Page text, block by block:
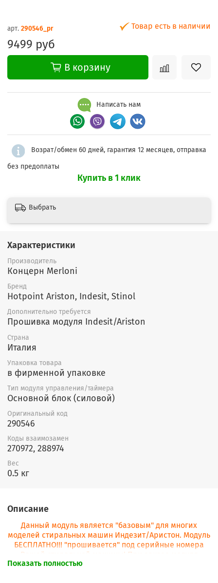
арт. 290546_pr Товар есть в наличии
9499 руб
В корзину
Написать нам
Возрат/обмен 60 дней, гарантия 12 месяцев, отправка
без предоплаты
Купить в 1 клик
Выбрать
Характеристики
Производитель
Концерн Merloni
Бренд
Hotpoint Ariston, Indesit, Stinol
Дополнительно требуется
Прошивка модуля Indesit/Ariston
Страна
Италия
Упаковка товара
в фирменной упаковке
Тип модуля управления/таймера
Основной блок (силовой)
Оригинальный код
290546
Коды взаимозамен
270972, 288974
Вес
0.5 кг
Описание
Данный модуль является "базовым" для многих
моделей стиральных машин Индезит/Аристон. Модуль
БЕСПЛАТНО!!! "прошивается" под серийные номера
Вашей стиральной машины! При заказе модуля
просьба в комментарии к заказу сразу написать
Показать полностью